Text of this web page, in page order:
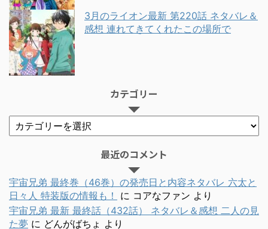
3月のライオン最新 第220話 ネタバレ＆
感想 連れてきてくれたこの場所で
カテゴリー
最近のコメント
宇宙兄弟 最終巻（46巻）の発売日と内容ネタバレ 六太と
日々人 特装版の情報も！
に コアなファン より
宇宙兄弟 最新 最終話（432話） ネタバレ＆感想 二人の見
た夢 に どんがばちょ より